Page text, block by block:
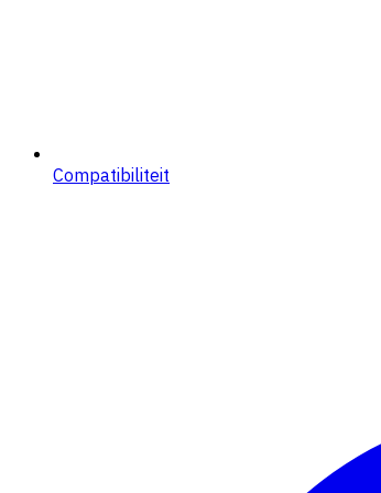
Compatibiliteit